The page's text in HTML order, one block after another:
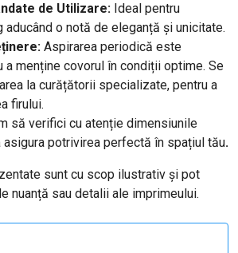
de Utilizare: Ideal pentru
o notă de eleganță și unicitate.
Aspirarea periodică este
a menține covorul în condiții optime. Se
la curățătorii specializate, pentru a
firului.
să verifici cu atenție dimensiunile
potrivirea perfectă în spațiul tău.
sunt cu scop ilustrativ și pot
nuanță sau detalii ale imprimeului.